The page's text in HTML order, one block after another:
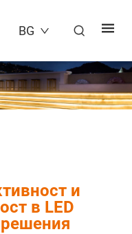
BG
и
в LED